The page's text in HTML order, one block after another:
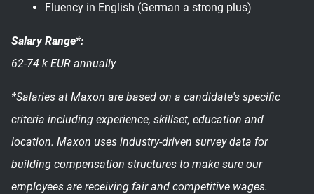
Fluency in English (German a strong plus)
Salary Range*:
62-74 k EUR annually
*Salaries at Maxon are based on a candidate's specific
criteria including experience, skillset, education and
location. Maxon uses industry-driven survey data for
building compensation structures to make sure our
employees are receiving fair and competitive wages.